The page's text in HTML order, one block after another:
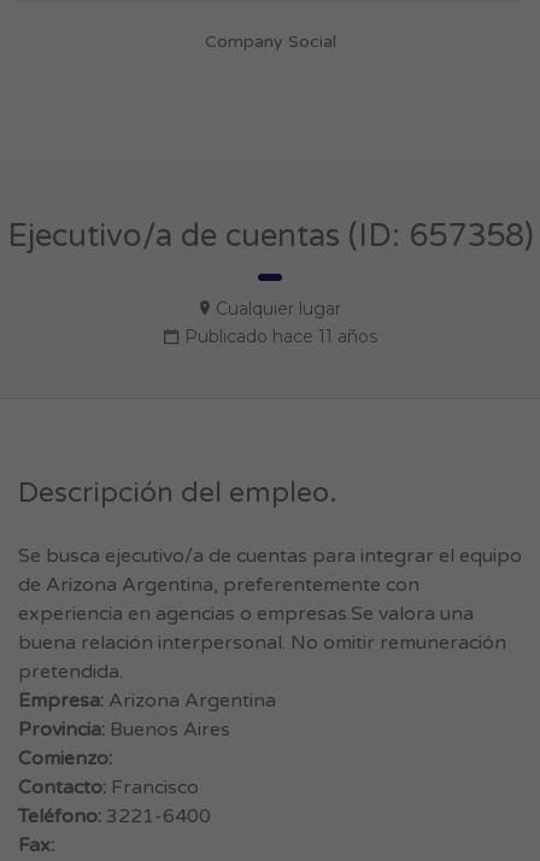
Company Social
Ejecutivo/a de cuentas (ID: 657358)
Cualquier lugar
Publicado hace 11 años
Descripción del empleo.
Se busca ejecutivo/a de cuentas para integrar el equipo
de Arizona Argentina, preferentemente con
experiencia en agencias o empresas.Se valora una
buena relación interpersonal. No omitir remuneración
pretendida.
Empresa: Arizona Argentina
Provincia: Buenos Aires
Comienzo:
Contacto: Francisco
Teléfono: 3221-6400
Fax: